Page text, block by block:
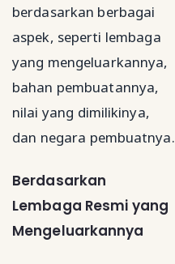
berdasarkan berbagai
aspek, seperti lembaga
yang mengeluarkannya,
bahan pembuatannya,
nilai yang dimilikinya,
dan negara pembuatnya.
Berdasarkan
Lembaga Resmi yang
Mengeluarkannya